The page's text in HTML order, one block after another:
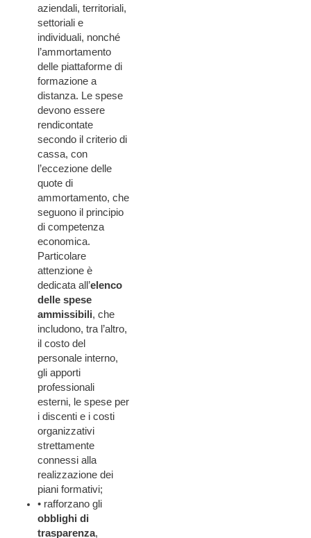
aziendali, territoriali,
settoriali e
individuali, nonché
l’ammortamento
delle piattaforme di
formazione a
distanza. Le spese
devono essere
rendicontate
secondo il criterio di
cassa, con
l’eccezione delle
quote di
ammortamento, che
seguono il principio
di competenza
economica.
Particolare
attenzione è
dedicata all’elenco
delle spese
ammissibili, che
includono, tra l’altro,
il costo del
personale interno,
gli apporti
professionali
esterni, le spese per
i discenti e i costi
organizzativi
strettamente
connessi alla
realizzazione dei
piani formativi;
• rafforzano gli
obblighi di
trasparenza,